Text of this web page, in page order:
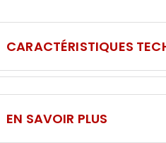
CARACTÉRISTIQUES
EN SAVOIR PLUS